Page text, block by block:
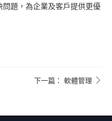
題，為企業及客戶提供更優
下一篇： 軟體管理